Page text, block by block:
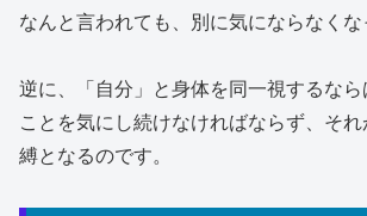
なんと言われても、別に気にならなくな
逆に、「自分」と身体を同一視するな
ことを気にし続けなければならず、そ
縛となるのです。